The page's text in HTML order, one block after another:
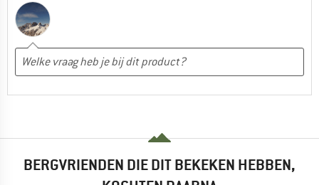
BERGVRIENDEN DIE DIT BEKEKEN HEBBEN,